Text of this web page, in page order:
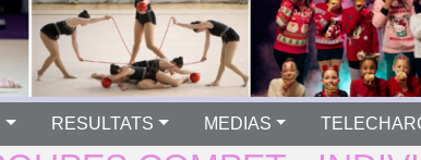
RESULTATS MEDIAS